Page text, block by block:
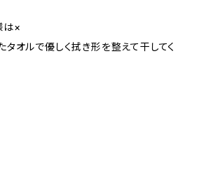
は×
オルで優しく拭き形を整えて干してく